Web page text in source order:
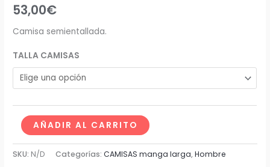
53,00€
Camisa semientallada.
TALLA CAMISAS
AÑADIR AL CARRITO
SKU: N/D Categorías:CAMISAS manga larga,Hombre